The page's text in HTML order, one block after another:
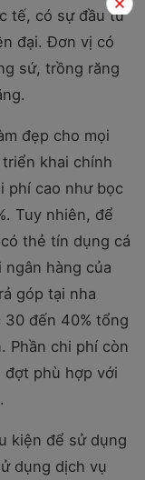
tế, có sự đầu tư
đại. Đơn vị có
sứ, trồng răng
đẹp cho mọi
khai chính
phí cao như bọc
Tuy nhiên, để
thẻ tín dụng cá
hàng của
góp tại nha
đến 40% tổng
Phần chi phí còn
đợt phù hợp với
kiện để sử dụng
dụng dịch vụ